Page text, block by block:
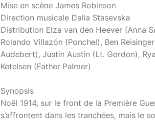
Mise en scène James Robinson
Direction musicale Dalia Stasevska
Distribution Elza van den Heever (Anna
Rolando Villazón (Ponchel), Ben
Audebert), Justin Austin (Lt. Gordon),
Ketelsen (Father Palmer)
Synopsis
Noël 1914, sur le front de la Première
s’affrontent dans les tranchées, mais le